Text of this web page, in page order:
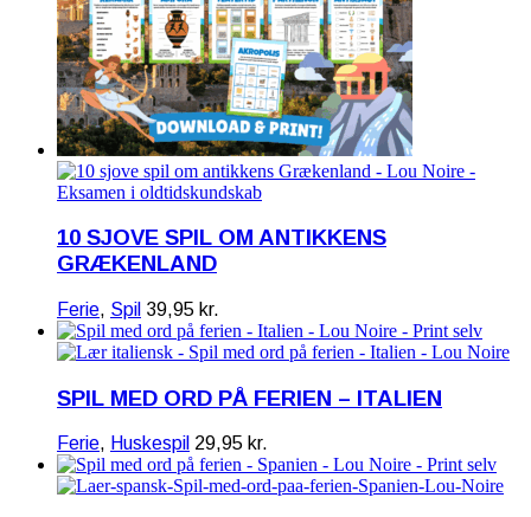
10 SJOVE SPIL OM ANTIKKENS
GRÆKENLAND
Ferie, Spil 39,95 kr.
SPIL MED ORD PÅ FERIEN – ITALIEN
Ferie, Huskespil 29,95 kr.